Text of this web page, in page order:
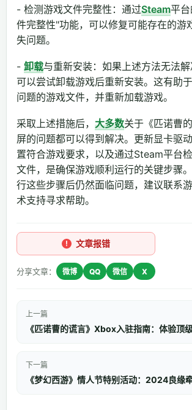
- 检测游戏文件完整性：通过Steam平
件完整性"功能，可以修复可能存在的游
失问题。
- 卸载与重新安装：如果上述方法无法
可以尝试卸载游戏后重新安装。这有助
问题的游戏文件，并重新加载游戏。
采取上述措施后， 大多数关于《匹诺曹
屏的问题都可以得到解决。更新显卡驱
置符合游戏要求，以及通过Steam平台
文件，是确保游戏顺利运行的关键步骤
行这些步骤后仍然面临问题，建议联系
术支持寻求帮助。
文章报错
分享文章： 微博 QQ 微信 X
上一篇
下一篇